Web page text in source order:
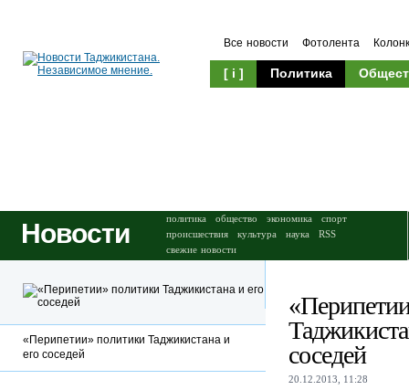
Все новости Фотолента
[ i ] Политика
Новости политика общество экономика
спорт
происшествия
культура наука
RSS
свежие новости
соседей
20.12.2013, 11:28
«Перипетии» политики Таджикистана и
его соседей